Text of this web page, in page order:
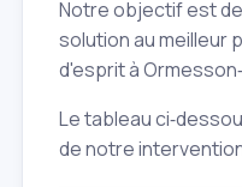
Notre objectif est
solution au meilleur
d'esprit à
Le tableau
de notre